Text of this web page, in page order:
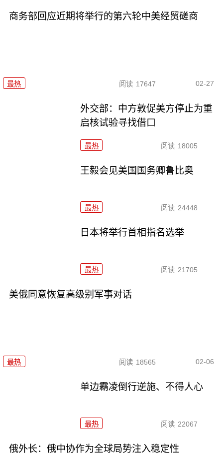
商务部回应近期将举行的第六轮中美经贸磋商
最热 阅读 17647 02-27
外交部：中方敦促美方停止为重
启核试验寻找借口
最热 阅读 18005
王毅会见美国国务卿鲁比奥
最热 阅读 24448
日本将举行首相指名选举
最热 阅读 21705
美俄同意恢复高级别军事对话
最热 阅读 18565 02-06
单边霸凌倒行逆施、不得人心
最热 阅读 22067
俄外长：俄中协作为全球局势注入稳定性